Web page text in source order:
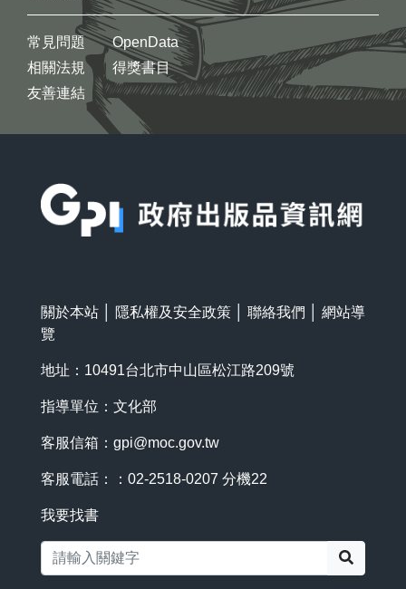
常見問題
相關法規
友善連結
OpenData
得獎書目
關於本站 隱私權及安全政策 聯絡我們
網站導
覽
地址：10491台北市中山區松江路209號
指導單位：文化部
客服信箱： gpi@moc.gov.tw
客服電話：：02-2518-0207 分機22
我要找書